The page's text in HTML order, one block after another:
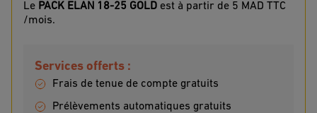
Le PACK ELAN 18-25 GOLD est à partir de 5 MAD TTC
/mois.
Services offerts :
Frais de tenue de compte gratuits
Prélèvements automatiques gratuits